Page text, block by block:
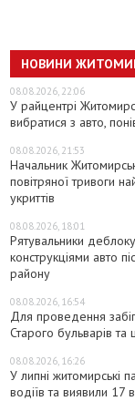
НОВИНИ
08.08.2026, 22:06
У райцентрі
вибратися з авто,
08.08.2026, 21:53
Начальник
повітряної тривоги
укриттів
08.08.2026, 18:01
Рятувальники
конструкціями авто
району
08.08.2026, 16:54
Для проведення
Старого бульварів та
08.08.2026, 16:26
У липні житомирські
водіїв та виявили 17